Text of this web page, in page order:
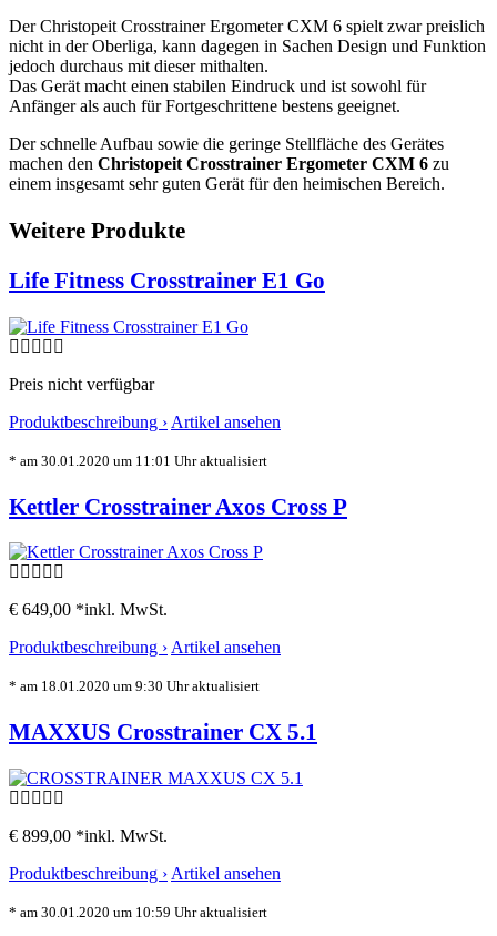
Der Christopeit Crosstrainer Ergometer CXM 6 spielt zwar preislich
nicht in der Oberliga, kann dagegen in Sachen Design und Funktion
jedoch durchaus mit dieser mithalten.
Das Gerät macht einen stabilen Eindruck und ist sowohl für
Anfänger als auch für Fortgeschrittene bestens geeignet.
Der schnelle Aufbau sowie die geringe Stellfläche des Gerätes
machen den Christopeit Crosstrainer Ergometer CXM 6 zu
einem insgesamt sehr guten Gerät für den heimischen Bereich.
Weitere Produkte
Life Fitness Crosstrainer E1 Go
Preis nicht verfügbar
Produktbeschreibung › Artikel ansehen
* am 30.01.2020 um 11:01 Uhr aktualisiert
Kettler Crosstrainer Axos Cross P
€ 649,00 *inkl. MwSt.
Produktbeschreibung › Artikel ansehen
* am 18.01.2020 um 9:30 Uhr aktualisiert
MAXXUS Crosstrainer CX 5.1
€ 899,00 *inkl. MwSt.
Produktbeschreibung › Artikel ansehen
* am 30.01.2020 um 10:59 Uhr aktualisiert